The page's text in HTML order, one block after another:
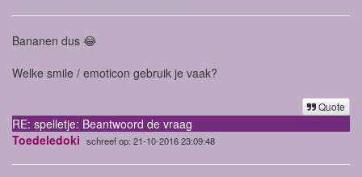
Bananen dus 😂
Welke smile / emoticon gebruik je vaak?
Quote
RE: spelletje: Beantwoord de vraag
Toedeledoki schreef op: 21-10-2016 23:09:48